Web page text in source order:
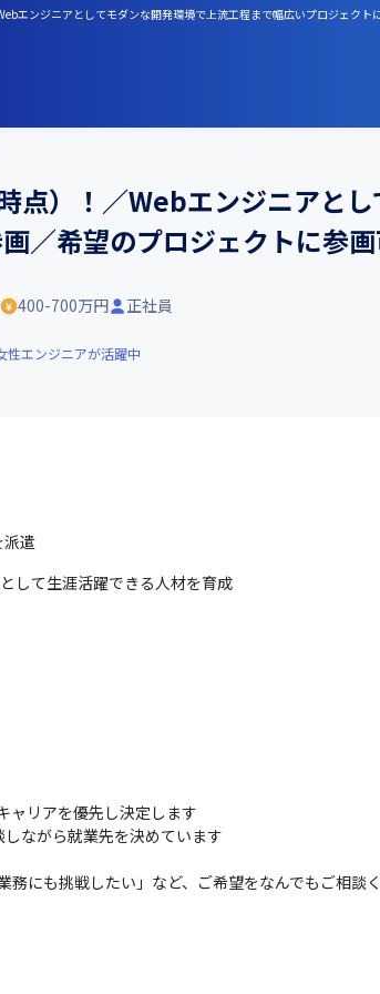
エンジニアとしてモダンな開発環境で上流工程まで幅広いプロジェクト
点）！／Webエンジニアと
／希望のプロジェクトに参
400-700万円 正社員
性エンジニアが活躍中
遣
して生涯活躍できる人材を育成
ャリアを優先し決定します
ながら就業先を決めています
務にも挑戦したい」など、ご希望をなんでもご相談